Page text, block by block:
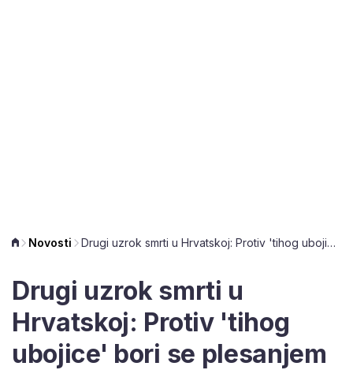
Novosti Drugi uzrok smrti u Hrvatskoj: Protiv 'tihog ubojice' bori se plesanjem
Drugi uzrok smrti u
Hrvatskoj: Protiv 'tihog
ubojice' bori se plesanjem